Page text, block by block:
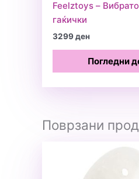
Feelztoys –
гаќички
3299ден
Погледни
Поврзани